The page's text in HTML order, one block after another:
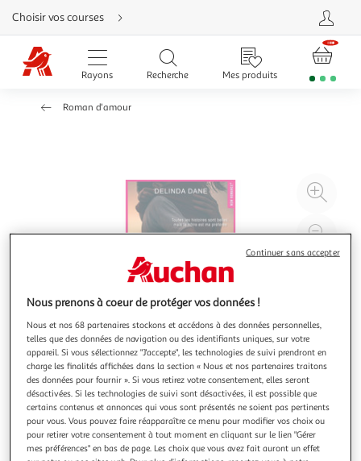
Aller
directement
au
contenu
Aller
directement
Aller
Choisir vos courses
Rayons Recherche Mes produits
Roman d'amour
à
LOVE, CHARLIE, Dane Delinda
Le roman le plus poignant de Delinda Dane ! Charlie et Lex
Nous prenons à coeur de protéger vos données !
Nous et nos 68 partenaires stockons et accédons à des données personnelles,
telles que des données de navigation ou des identifiants uniques, sur votre
appareil. Si vous sélectionnez "J'accepte", les technologies de suivi prendront en
charge les finalités affichées dans la section « Nous et nos partenaires traitons
des données pour fournir ». Si vous retirez votre consentement, elles seront
désactivées. Si les technologies de suivi sont désactivées, il est possible que
certains contenus et annonces qui vous sont présentés ne soient pas pertinents
pour vous. Vous pouvez faire réapparaître ce menu pour modifier vos choix ou
pour retirer votre consentement à tout moment en cliquant sur le lien "Gérer
mes préférences" en bas de page. Les choix que vous avez fait auront un effet
Continuer sans accepter